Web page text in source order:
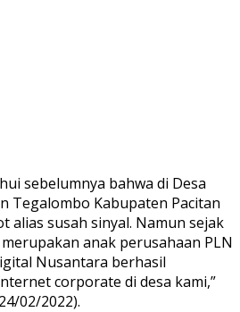
sebelumnya bahwa di Desa
Tegalombo Kabupaten Pacitan
alias susah sinyal. Namun sejak
anak perusahaan PLN
Nusantara berhasil
corporate di desa kami,”
02/2022).